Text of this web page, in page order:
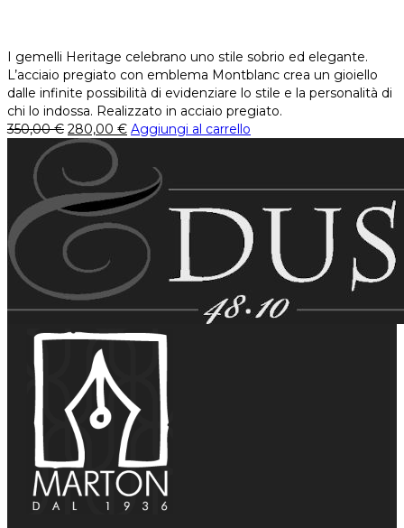
I gemelli Heritage celebrano uno stile sobrio ed elegante.
L’acciaio pregiato con emblema Montblanc crea un gioiello
dalle infinite possibilità di evidenziare lo stile e la personalità di
chi lo indossa. Realizzato in acciaio pregiato.
350,00€ 280,00 € Aggiungi al carrello